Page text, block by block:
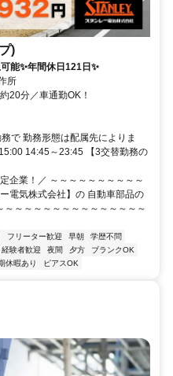
)
能✨年間休日121日✨
所
20分／車通勤OK！
で 勤務形態は配属先によりま
14:45～23:45 【3交替勤務の
企業！／ ～～～～～～～～～～
電気株式会社】の 自動車部品の
～～～～～～～～～～～～～～
フリーター歓迎 早朝
学歴不問
経験者歓迎 夜間 夕方
ブランクOK
休暇あり ピアスOK